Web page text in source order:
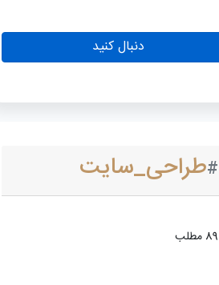
دنبال کنید
#طراحی_سایت
89 مطلب